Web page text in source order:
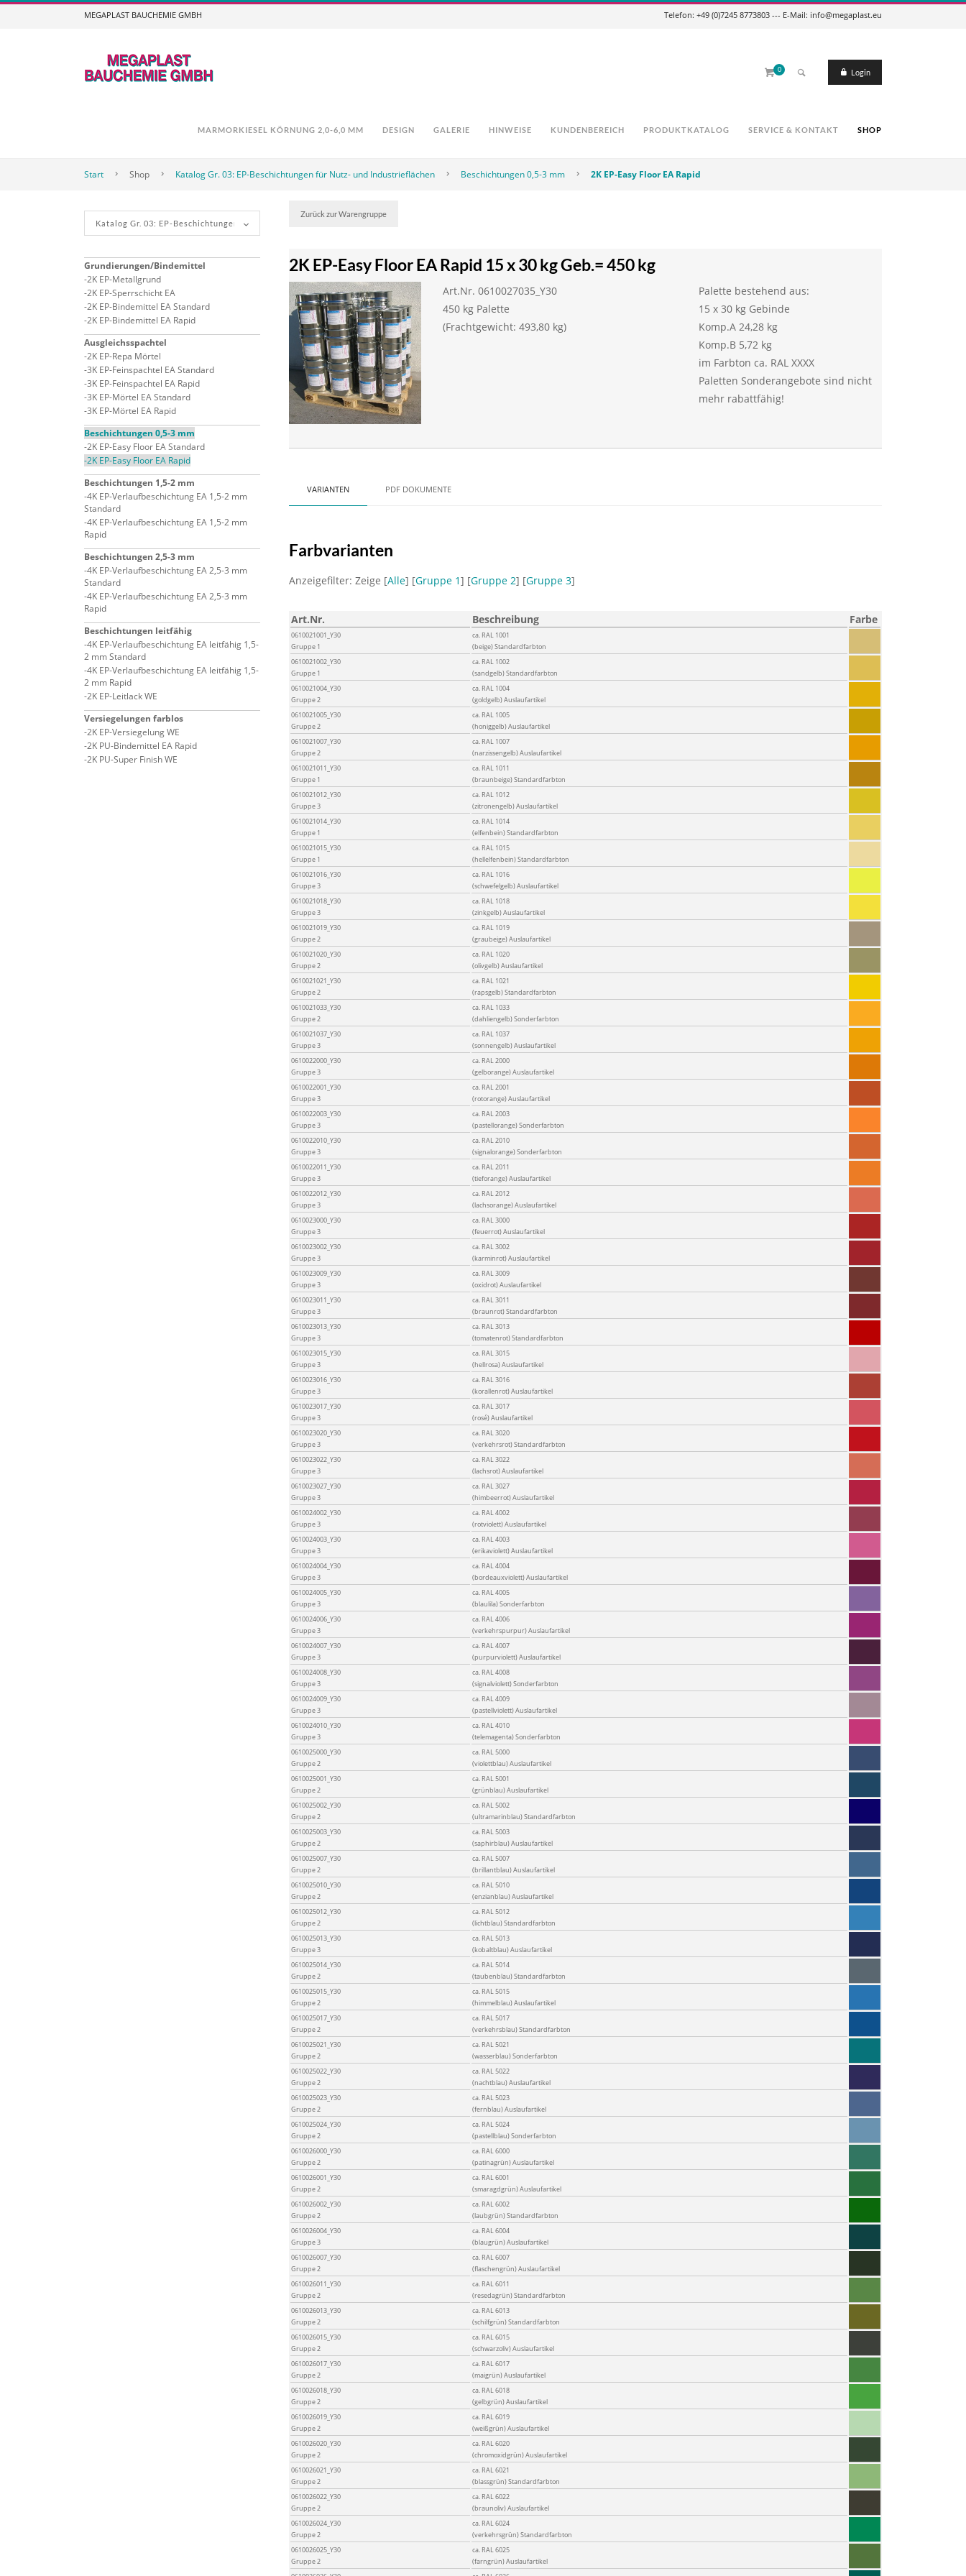
MEGAPLAST BAUCHEMIE GMBH Telefon: +49 (0)7245 8773803 --- E-Mail: info@megaplast.eu
0 Login
MARMORKIESEL KÖRNUNG 2,0-6,0 MM DESIGN GALERIE HINWEISE KUNDENBEREICH PRODUKTKATALOG SERVICE & KONTAKT SHOP
Start Shop Katalog Gr. 03: EP-Beschichtungen für Nutz- und Industrieflächen Beschichtungen 0,5-3 mm 2K EP-Easy Floor EA Rapid
Zurück zur Warengruppe
2K EP-Easy Floor EA Rapid 15 x 30 kg Geb.= 450 kg
Art.Nr. 0610027035_Y30
450 kg Palette
(Frachtgewicht: 493,80 kg)
Palette bestehend aus:
15 x 30 kg Gebinde
Komp.A 24,28 kg
Komp.B 5,72 kg
im Farbton ca. RAL XXXX
Paletten Sonderangebote sind nicht
mehr rabattfähig!
VARIANTEN PDF DOKUMENTE
Farbvarianten
Anzeigefilter: Zeige [Alle] [Gruppe 1] [Gruppe 2] [Gruppe 3]
Art.Nr. Beschreibung Farbe
0610021001_Y30
Gruppe 1
ca. RAL 1001
(beige) Standardfarbton
0610021002_Y30
Gruppe 1
ca. RAL 1002
(sandgelb) Standardfarbton
0610021004_Y30
Gruppe 2
ca. RAL 1004
(goldgelb) Auslaufartikel
0610021005_Y30
Gruppe 2
ca. RAL 1005
(honiggelb) Auslaufartikel
0610021007_Y30
Gruppe 2
ca. RAL 1007
(narzissengelb) Auslaufartikel
0610021011_Y30
Gruppe 1
ca. RAL 1011
(braunbeige) Standardfarbton
0610021012_Y30
Gruppe 3
ca. RAL 1012
(zitronengelb) Auslaufartikel
0610021014_Y30
Gruppe 1
ca. RAL 1014
(elfenbein) Standardfarbton
0610021015_Y30
Gruppe 1
ca. RAL 1015
(hellelfenbein) Standardfarbton
0610021016_Y30
Gruppe 3
ca. RAL 1016
(schwefelgelb) Auslaufartikel
0610021018_Y30
Gruppe 3
ca. RAL 1018
(zinkgelb) Auslaufartikel
0610021019_Y30
Gruppe 2
ca. RAL 1019
(graubeige) Auslaufartikel
0610021020_Y30
Gruppe 2
ca. RAL 1020
(olivgelb) Auslaufartikel
0610021021_Y30
Gruppe 2
ca. RAL 1021
(rapsgelb) Standardfarbton
0610021033_Y30
Gruppe 2
ca. RAL 1033
(dahliengelb) Sonderfarbton
0610021037_Y30
Gruppe 3
ca. RAL 1037
(sonnengelb) Auslaufartikel
0610022000_Y30
Gruppe 3
ca. RAL 2000
(gelborange) Auslaufartikel
0610022001_Y30
Gruppe 3
ca. RAL 2001
(rotorange) Auslaufartikel
0610022003_Y30
Gruppe 3
ca. RAL 2003
(pastellorange) Sonderfarbton
0610022010_Y30
Gruppe 3
ca. RAL 2010
(signalorange) Sonderfarbton
0610022011_Y30
Gruppe 3
ca. RAL 2011
(tieforange) Auslaufartikel
0610022012_Y30
Gruppe 3
ca. RAL 2012
(lachsorange) Auslaufartikel
0610023000_Y30
Gruppe 3
ca. RAL 3000
(feuerrot) Auslaufartikel
0610023002_Y30
Gruppe 3
ca. RAL 3002
(karminrot) Auslaufartikel
0610023009_Y30
Gruppe 3
ca. RAL 3009
(oxidrot) Auslaufartikel
0610023011_Y30
Gruppe 3
ca. RAL 3011
(braunrot) Standardfarbton
0610023013_Y30
Gruppe 3
ca. RAL 3013
(tomatenrot) Standardfarbton
0610023015_Y30
Gruppe 3
ca. RAL 3015
(hellrosa) Auslaufartikel
0610023016_Y30
Gruppe 3
ca. RAL 3016
(korallenrot) Auslaufartikel
0610023017_Y30
Gruppe 3
ca. RAL 3017
(rosé) Auslaufartikel
0610023020_Y30
Gruppe 3
ca. RAL 3020
(verkehrsrot) Standardfarbton
0610023022_Y30
Gruppe 3
ca. RAL 3022
(lachsrot) Auslaufartikel
0610023027_Y30
Gruppe 3
ca. RAL 3027
(himbeerrot) Auslaufartikel
0610024002_Y30
Gruppe 3
ca. RAL 4002
(rotviolett) Auslaufartikel
0610024003_Y30
Gruppe 3
ca. RAL 4003
(erikaviolett) Auslaufartikel
0610024004_Y30
Gruppe 3
ca. RAL 4004
(bordeauxviolett) Auslaufartikel
0610024005_Y30
Gruppe 3
ca. RAL 4005
(blaulila) Sonderfarbton
0610024006_Y30
Gruppe 3
ca. RAL 4006
(verkehrspurpur) Auslaufartikel
0610024007_Y30
Gruppe 3
ca. RAL 4007
(purpurviolett) Auslaufartikel
0610024008_Y30
Gruppe 3
ca. RAL 4008
(signalviolett) Sonderfarbton
0610024009_Y30
Gruppe 3
ca. RAL 4009
(pastellviolett) Auslaufartikel
0610024010_Y30
Gruppe 3
ca. RAL 4010
(telemagenta) Sonderfarbton
0610025000_Y30
Gruppe 2
ca. RAL 5000
(violettblau) Auslaufartikel
0610025001_Y30
Gruppe 2
ca. RAL 5001
(grünblau) Auslaufartikel
0610025002_Y30
Gruppe 2
ca. RAL 5002
(ultramarinblau) Standardfarbton
0610025003_Y30
Gruppe 2
ca. RAL 5003
(saphirblau) Auslaufartikel
0610025007_Y30
Gruppe 2
ca. RAL 5007
(brillantblau) Auslaufartikel
0610025010_Y30
Gruppe 2
ca. RAL 5010
(enzianblau) Auslaufartikel
0610025012_Y30
Gruppe 2
ca. RAL 5012
(lichtblau) Standardfarbton
0610025013_Y30
Gruppe 3
ca. RAL 5013
(kobaltblau) Auslaufartikel
0610025014_Y30
Gruppe 2
ca. RAL 5014
(taubenblau) Standardfarbton
0610025015_Y30
Gruppe 2
ca. RAL 5015
(himmelblau) Auslaufartikel
0610025017_Y30
Gruppe 2
ca. RAL 5017
(verkehrsblau) Standardfarbton
0610025021_Y30
Gruppe 2
ca. RAL 5021
(wasserblau) Sonderfarbton
0610025022_Y30
Gruppe 2
ca. RAL 5022
(nachtblau) Auslaufartikel
0610025023_Y30
Gruppe 2
ca. RAL 5023
(fernblau) Auslaufartikel
0610025024_Y30
Gruppe 2
ca. RAL 5024
(pastellblau) Sonderfarbton
0610026000_Y30
Gruppe 2
ca. RAL 6000
(patinagrün) Auslaufartikel
0610026001_Y30
Gruppe 2
ca. RAL 6001
(smaragdgrün) Auslaufartikel
0610026002_Y30
Gruppe 2
ca. RAL 6002
(laubgrün) Standardfarbton
0610026004_Y30
Gruppe 3
ca. RAL 6004
(blaugrün) Auslaufartikel
0610026007_Y30
Gruppe 2
ca. RAL 6007
(flaschengrün) Auslaufartikel
0610026011_Y30
Gruppe 2
ca. RAL 6011
(resedagrün) Standardfarbton
0610026013_Y30
Gruppe 2
ca. RAL 6013
(schilfgrün) Standardfarbton
0610026015_Y30
Gruppe 2
ca. RAL 6015
(schwarzoliv) Auslaufartikel
0610026017_Y30
Gruppe 2
ca. RAL 6017
(maigrün) Auslaufartikel
0610026018_Y30
Gruppe 2
ca. RAL 6018
(gelbgrün) Auslaufartikel
0610026019_Y30
Gruppe 2
ca. RAL 6019
(weißgrün) Auslaufartikel
0610026020_Y30
Gruppe 2
ca. RAL 6020
(chromoxidgrün) Auslaufartikel
0610026021_Y30
Gruppe 2
ca. RAL 6021
(blassgrün) Standardfarbton
0610026022_Y30
Gruppe 2
ca. RAL 6022
(braunoliv) Auslaufartikel
0610026024_Y30
Gruppe 2
ca. RAL 6024
(verkehrsgrün) Standardfarbton
0610026025_Y30
Gruppe 2
ca. RAL 6025
(farngrün) Auslaufartikel
Grundierungen/Bindemittel
2K EP-Metallgrund
2K EP-Sperrschicht EA
2K EP-Bindemittel EA Standard
2K EP-Bindemittel EA Rapid
Ausgleichsspachtel
2K EP-Repa Mörtel
3K EP-Feinspachtel EA Standard
3K EP-Feinspachtel EA Rapid
3K EP-Mörtel EA Standard
3K EP-Mörtel EA Rapid
Beschichtungen 0,5-3 mm
2K EP-Easy Floor EA Standard
2K EP-Easy Floor EA Rapid
Beschichtungen 1,5-2 mm
4K EP-Verlaufbeschichtung EA 1,5-2 mm
Standard
4K EP-Verlaufbeschichtung EA 1,5-2 mm
Rapid
Beschichtungen 2,5-3 mm
4K EP-Verlaufbeschichtung EA 2,5-3 mm
Standard
4K EP-Verlaufbeschichtung EA 2,5-3 mm
Rapid
Beschichtungen leitfähig
4K EP-Verlaufbeschichtung EA leitfähig 1,5-
2 mm Standard
4K EP-Verlaufbeschichtung EA leitfähig 1,5-
2 mm Rapid
2K EP-Leitlack WE
Versiegelungen farblos
2K EP-Versiegelung WE
2K PU-Bindemittel EA Rapid
2K PU-Super Finish WE